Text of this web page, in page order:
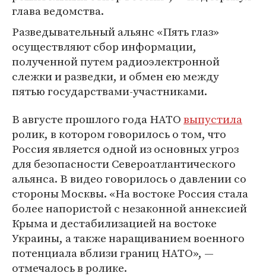
глава ведомства.
Разведывательный альянс «Пять глаз»
осуществляют сбор информации,
полученной путем радиоэлектронной
слежки и разведки, и обмен ею между
пятью государствами-участниками.
В августе прошлого года НАТОвыпустила
ролик, в котором говорилось о том, что
Россия является одной из основных угроз
для безопасности Североатлантического
альянса. В видео говорилось о давлении со
стороны Москвы. «На востоке Россия стала
более напористой с незаконной аннексией
Крыма и дестабилизацией на востоке
Украины, а также наращиванием военного
потенциала вблизи границ НАТО», —
отмечалось в ролике.